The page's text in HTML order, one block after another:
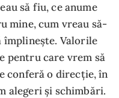
să fiu, ce anume
mine, cum vreau să-
împlinește. Valorile
pentru care vrem să
conferă o direcție, în
alegeri și schimbări.